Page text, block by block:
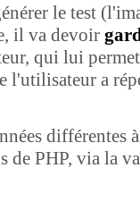
le test
il va devoir
qui lui
l'utilisateur a
différentes
de PHP, via la